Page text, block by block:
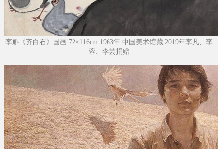
李斛《齐白石》国画 72×116cm 1963年 中国美术馆藏 2019年李凡、李
蓉、李芸捐赠